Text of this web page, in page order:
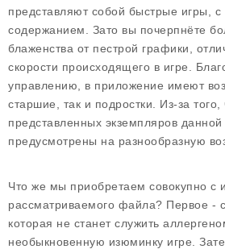
представляют собой быстрые игры,
содержанием. Зато вы почерпнёте
блаженства от пестрой графики,
скорости происходящего в игре.
управлению, в приложение имеют
старшие, так и подростки. Из-за
представленных экземпляров данной
предусмотрены на разнообразную
Что же мы приобретаем совокупно с
рассматриваемого файла? Первое -
которая не станет служить
необыкновенную изюминку игре.